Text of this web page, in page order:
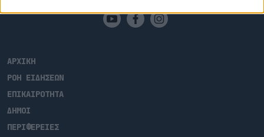
ΑΡΧΙΚΗ
ΡΟΗ ΕΙΔΗΣΕΩΝ
ΕΠΙΚΑΙΡΟΤΗΤΑ
ΔΗΜΟΙ
ΠΕΡΙΦΕΡΕΙΕΣ